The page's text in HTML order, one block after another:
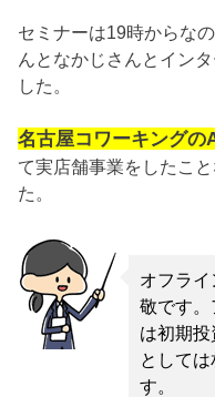
セミナーは19時からな
んとなかじさんとイン
した。
名古屋コワーキングの
て実店舗事業をしたこ
た。
オフラ
敬です
は初期
として
す。